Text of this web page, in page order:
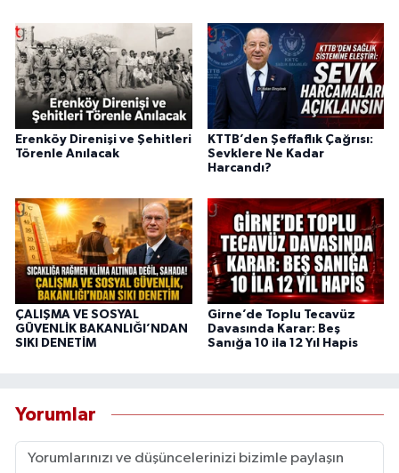
Erenköy Direnişi ve Şehitleri
Törenle Anılacak
KTTB’den Şeffaflık Çağrısı:
Sevklere Ne Kadar
Harcandı?
ÇALIŞMA VE SOSYAL
GÜVENLİK BAKANLIĞI’NDAN
SIKI DENETİM
Girne’de Toplu Tecavüz
Davasında Karar: Beş
Sanığa 10 ila 12 Yıl Hapis
Yorumlar